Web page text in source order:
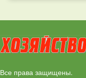
Все права защищены.